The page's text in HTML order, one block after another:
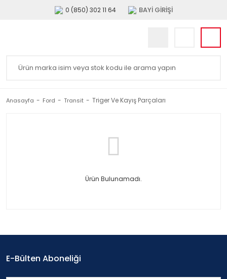
0 (850) 302 11 64 BAYİ GİRİŞİ
Anasayfa Ford Transit Triger Ve Kayış Parçaları
Ürün Bulunamadı.
E-Bülten Aboneliği